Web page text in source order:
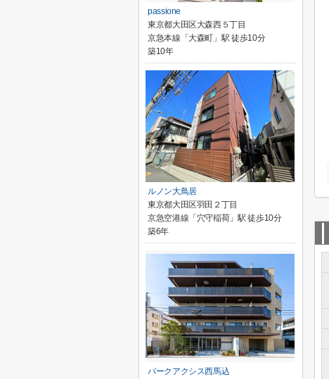
passione
東京都大田区大森西５丁目
京急本線「大森町」駅 徒歩10分
築10年
ルノン大鳥居
東京都大田区羽田２丁目
京急空港線「穴守稲荷」駅 徒歩10分
築6年
パークアクシス西馬込